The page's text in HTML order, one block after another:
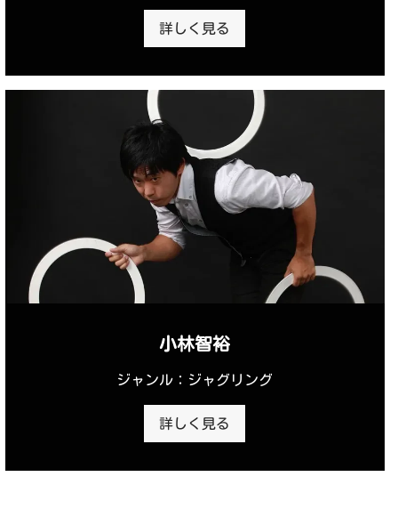
詳しく見る
小林智裕
ジャンル：ジャグリング
詳しく見る